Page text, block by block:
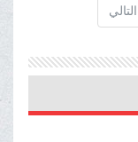
ولن ينسوا
عالية دائما
التالي